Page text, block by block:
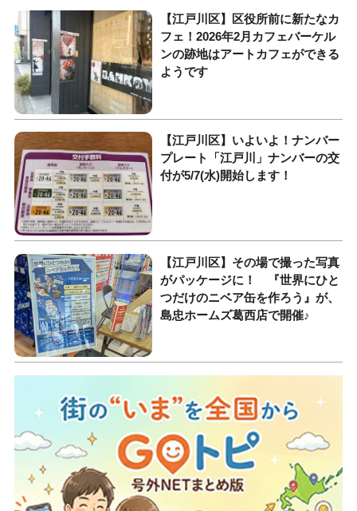
【江戸川区】区役所前に新たなカ
フェ！2026年2月カフェバーケル
ンの跡地はアートカフェができる
ようです
【江戸川区】いよいよ！ナンバー
プレート「江戸川」ナンバーの交
付が5/7(水)開始します！
【江戸川区】その場で撮った写真
がパッケージに！ 『世界にひと
つだけのニベア缶を作ろう』が、
島忠ホームズ葛西店で開催♪